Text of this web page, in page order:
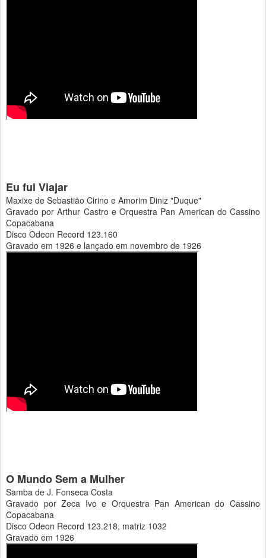
Eu fui Viajar
Maxixe de Sebastião Cirino e Amorim Diniz "Duque"
Gravado por Arthur Castro e Orquestra Pan American do Cassino
Copacabana
Disco Odeon Record 123.160
Gravado em 1926 e lançado em novembro de 1926
O Mundo Sem a Mulher
Samba de J. Fonseca Costa
Gravado por Zeca Ivo e Orquestra Pan American do Cassino
Copacabana
Disco Odeon Record 123.218, matriz 1032
Gravado em 1926